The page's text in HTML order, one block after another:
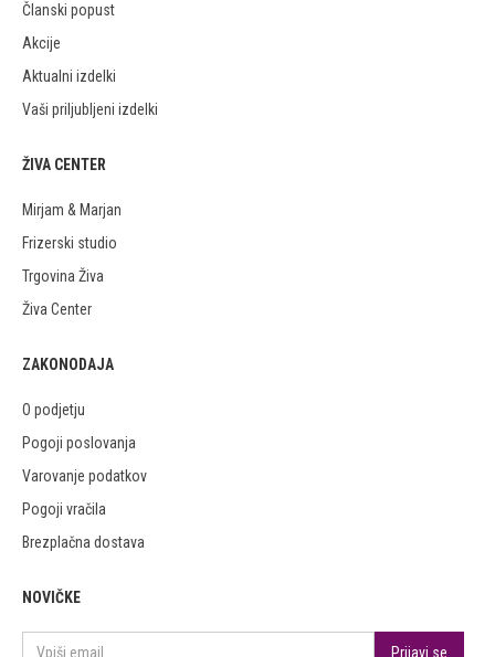
Članski popust
Akcije
Aktualni izdelki
Vaši priljubljeni izdelki
ŽIVA CENTER
Mirjam & Marjan
Frizerski studio
Trgovina Živa
Živa Center
ZAKONODAJA
O podjetju
Pogoji poslovanja
Varovanje podatkov
Pogoji vračila
Brezplačna dostava
NOVIČKE